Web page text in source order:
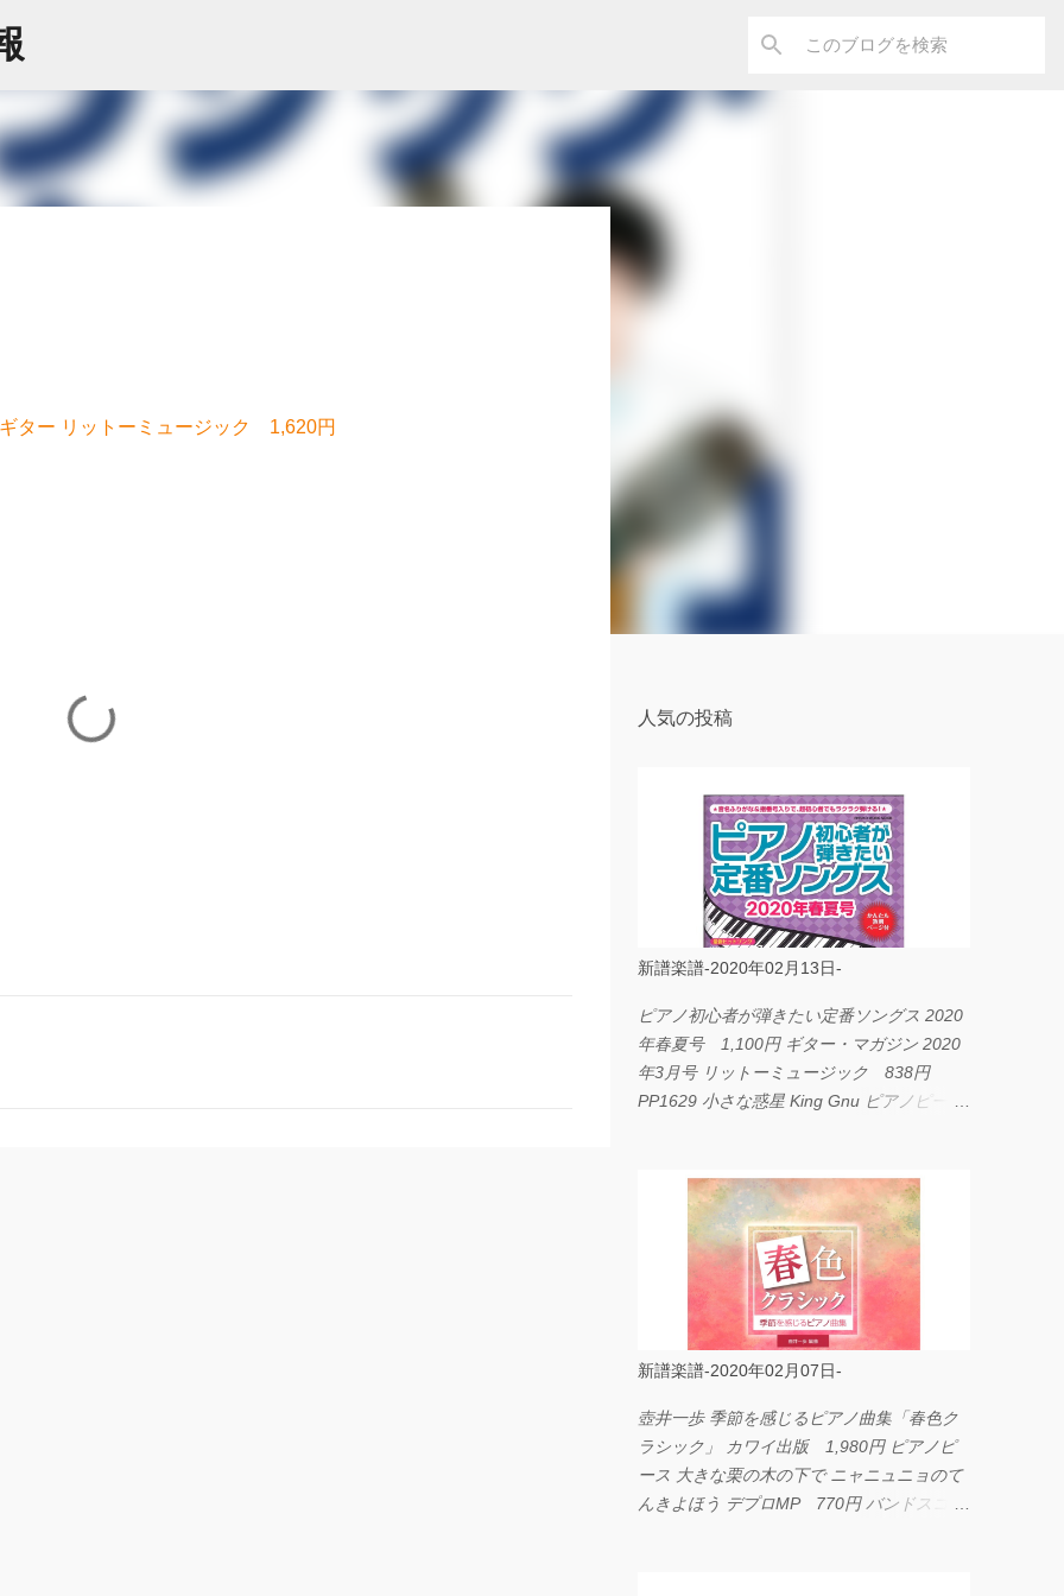
ター リットーミュージック 1,620円
人気の投稿
新譜楽譜-2020年02月13日-
ピアノ初心者が弾きたい定番ソングス 2020
年春夏号 1,100円 ギター・マガジン 2020
年3月号 リットーミュージック 838円
PP1629 小さな惑星 King Gnu ピアノピース
LOVE... Official髭男dism バンドピース フェ
アリー 825円
新譜楽譜-2020年02月07日-
壺井一歩 季節を感じるピアノ曲集「春色ク
ラシック」 カワイ出版 1,980円 ピアノピ
ース 大きな栗の木の下で ニャニュニョのて
んきよほう デプロMP 770円 バンドスコア